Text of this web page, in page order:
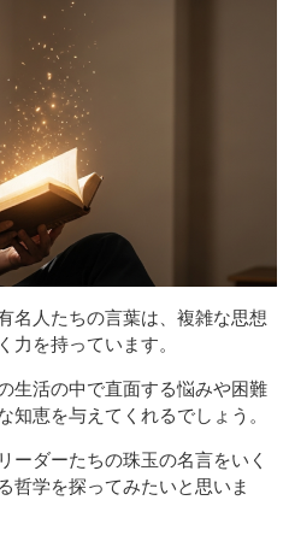
名人たちの言葉は、複雑な思想
力を持っています。
生活の中で直面する悩みや困難
知恵を与えてくれるでしょう。
ーダーたちの珠玉の名言をいく
哲学を探ってみたいと思いま